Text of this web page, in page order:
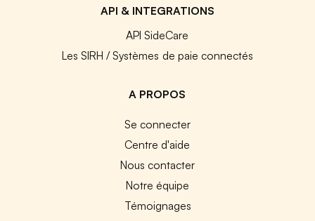
API & INTEGRATIONS
API SideCare
Les SIRH / Systèmes de paie connectés
A PROPOS
Se connecter
Centre d'aide
Nous contacter
Notre équipe
Témoignages